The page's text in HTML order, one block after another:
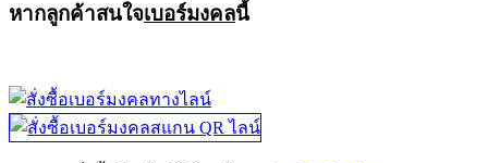
หากลูกค้าสนใจเบอร์มงคลนี้